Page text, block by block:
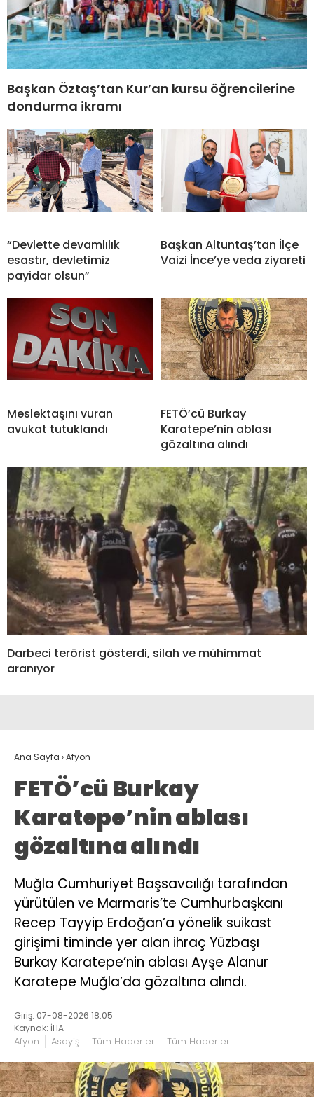
Başkan Öztaş’tan Kur’an kursu öğrencilerine
dondurma ikramı
“Devlette devamlılık
esastır, devletimiz
payidar olsun”
Başkan Altuntaş’tan İlçe
Vaizi İnce’ye veda ziyareti
Meslektaşını vuran
avukat tutuklandı
FETÖ’cü Burkay
Karatepe’nin ablası
gözaltına alındı
Darbeci terörist gösterdi, silah ve mühimmat
aranıyor
Ana Sayfa ›Afyon
FETÖ’cü Burkay
Karatepe’nin ablası
gözaltına alındı
Muğla Cumhuriyet Başsavcılığı tarafından
yürütülen ve Marmaris’te Cumhurbaşkanı
Recep Tayyip Erdoğan’a yönelik suikast
girişimi timinde yer alan ihraç Yüzbaşı
Burkay Karatepe’nin ablası Ayşe Alanur
Karatepe Muğla’da gözaltına alındı.
Giriş: 07-08-2026 18:05
Kaynak: İHA
Afyon Asayiş Tüm Haberler Tüm Haberler